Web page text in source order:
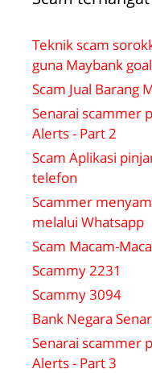
Teknik scam
guna Maybank goal
Scam Jual Barang
Senarai scammer
Alerts - Part 2
Scam Aplikasi
telefon
Scammer
melalui Whatsapp
Scam Macam-
Scammy 2231
Scammy 3094
Bank Negara
Senarai scammer
Alerts - Part 3